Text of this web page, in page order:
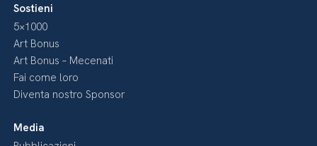
Sostieni
5×1000
Art Bonus
Art Bonus – Mecenati
Fai come loro
Diventa nostro Sponsor
Media